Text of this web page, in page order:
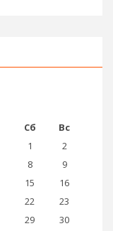
Сб Вс
1
2
8
9
15
16
22
23
29
30